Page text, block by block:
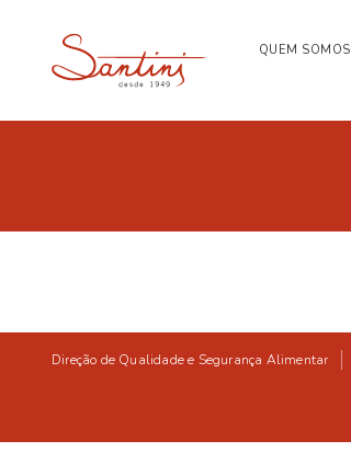
QUEM SOMOS
Direção de Qualidade e Segurança Alimentar